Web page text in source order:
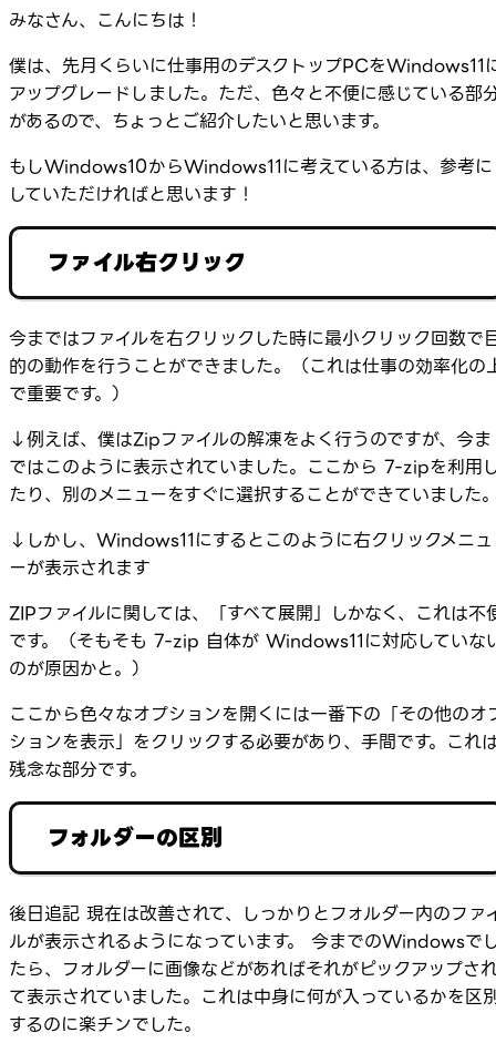
みなさん、こんにちは！
僕は、先月くらいに仕事用のデスクトップPCをWindows11
アップグレードしました。ただ、色々と不便に感じている部
があるので、ちょっとご紹介したいと思います。
もしWindows10からWindows11に考えている方は、参考に
していただければと思います！
ファイル右クリック
今まではファイルを右クリックした時に最小クリック回数で
的の動作を行うことができました。（これは仕事の効率化の
で重要です。）
↓例えば、僕はZipファイルの解凍をよく行うのですが、今ま
ではこのように表示されていました。ここから 7-zipを利用
たり、別のメニューをすぐに選択することができていました
↓しかし、Windows11にするとこのように右クリックメニュ
ーが表示されます
ZIPファイルに関しては、「すべて展開」しかなく、これは不
です。（そもそも 7-zip 自体が Windows11に対応していな
のが原因かと。）
ここから色々なオプションを開くには一番下の「その他のオ
ションを表示」をクリックする必要があり、手間です。これ
残念な部分です。
フォルダーの区別
後日追記 現在は改善されて、しっかりとフォルダー内のファ
ルが表示されるようになっています。 今までのWindowsで
たら、フォルダーに画像などがあればそれがピックアップさ
て表示されていました。これは中身に何が入っているかを区
するのに楽チンでした。